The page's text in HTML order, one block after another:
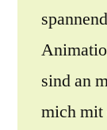
sind an
mich mit